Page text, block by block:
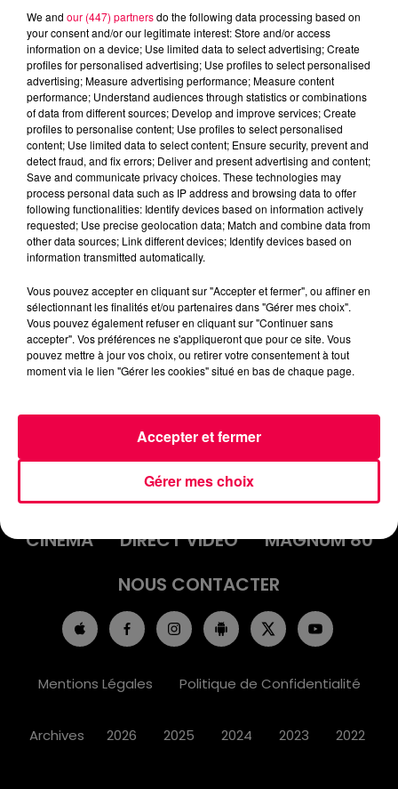
Flash infos
Crédit :Flash infos
INFOS
AGENDA
JEUX
PODCASTS
CINÉMA
DIRECT VIDÉO
MAGNUM 80
NOUS CONTACTER
Mentions Légales Politique de Confidentialité
Archives 2026 2025 2024 2023 2022
We and our (447) partnersdo the following data processing based on
your consent and/or our legitimate interest: Store and/or access
information on a device; Use limited data to select advertising; Create
profiles for personalised advertising; Use profiles to select personalised
advertising; Measure advertising performance; Measure content
performance; Understand audiences through statistics or combinations
of data from different sources; Develop and improve services; Create
profiles to personalise content; Use profiles to select personalised
content; Use limited data to select content; Ensure security, prevent and
detect fraud, and fix errors; Deliver and present advertising and content;
Save and communicate privacy choices. These technologies may
process personal data such as IP address and browsing data to offer
following functionalities: Identify devices based on information actively
requested; Use precise geolocation data; Match and combine data from
other data sources; Link different devices; Identify devices based on
information transmitted automatically.
Vous pouvez accepter en cliquant sur "Accepter et fermer", ou affiner en
sélectionnant les finalités et/ou partenaires dans "Gérer mes choix".
Vous pouvez également refuser en cliquant sur "Continuer sans
accepter". Vos préférences ne s'appliqueront que pour ce site. Vous
pouvez mettre à jour vos choix, ou retirer votre consentement à tout
moment via le lien "Gérer les cookies" situé en bas de chaque page.
Gérer mes choix
Accepter et fermer